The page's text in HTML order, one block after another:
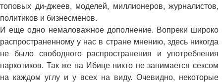
топовых ди-джеев, моделей, миллионеров, журналистов,
политиков и бизнесменов.
И еще одно немаловажное дополнение. Вопреки широко
распространенному у нас в стране мнению, здесь никогда
не было свободного распространения и употребления
наркотиков. Так же на Ибице никто не занимается сексом
на каждом углу и у всех на виду. Очевидно, некоторые